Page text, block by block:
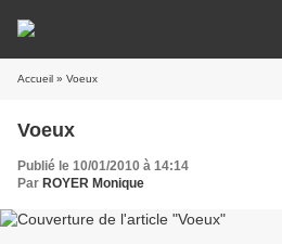
Accueil » Voeux
Voeux
Publié le 10/01/2010 à 14:14
Par ROYER Monique